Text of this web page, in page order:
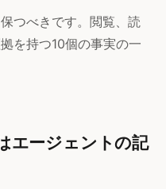
つべきです。閲覧、読
を持つ10個の事実の一
エージェントの記